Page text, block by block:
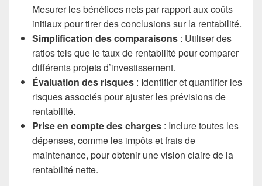
Mesurer les bénéfices nets par rapport aux coûts
initiaux pour tirer des conclusions sur la rentabilité.
Simplification des comparaisons : Utiliser des
ratios tels que le taux de rentabilité pour comparer
différents projets d’investissement.
Évaluation des risques : Identifier et quantifier les
risques associés pour ajuster les prévisions de
rentabilité.
Prise en compte des charges : Inclure toutes les
dépenses, comme les impôts et frais de
maintenance, pour obtenir une vision claire de la
rentabilité nette.